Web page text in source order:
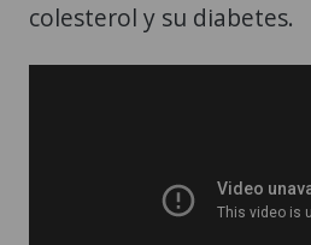
colesterol y su diabetes.